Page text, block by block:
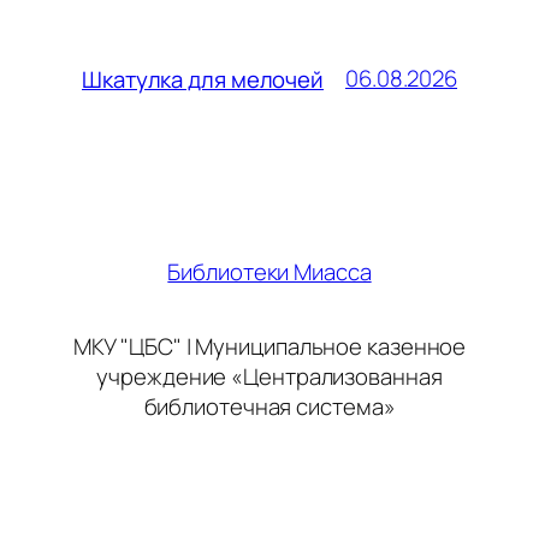
Шкатулка для мелочей 06.08.2026
Библиотеки Миасса
МКУ "ЦБС" | Муниципальное казенное
учреждение «Централизованная
библиотечная система»